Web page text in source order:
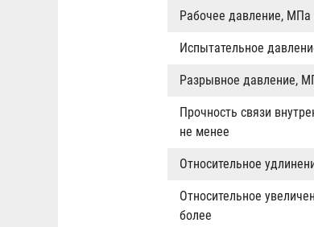
Рабочее давление, МПа
Испытательное
Разрывное давление,
Прочность связи
не менее
Относительное
Относительное
более